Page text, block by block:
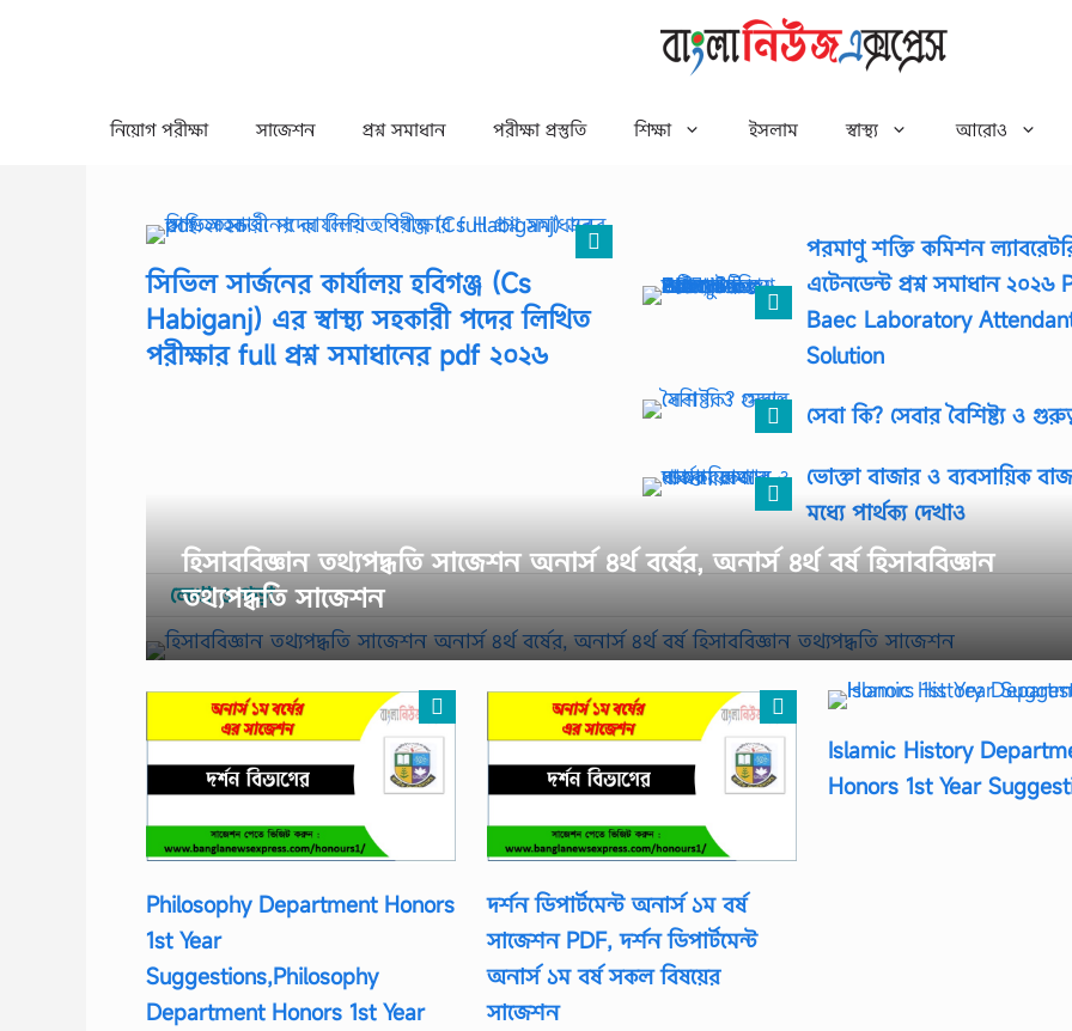
নিয়োগ পরীক্ষা সাজেশন প্রশ্ন সমাধান পরীক্ষা প্রস্তুতি শিক্ষা ইসলাম স্বাস্থ্য আরোও
সিভিল সার্জনের কার্যালয় হবিগঞ্জ (Cs
Habiganj) এর স্বাস্থ্য সহকারী পদের লিখিত
পরীক্ষার full প্রশ্ন সমাধানের pdf ২০২৬
পরমাণু শক্তি কমিশন
এটেনডেন্ট প্রশ্ন সমাধান ২০২৬
Baec Laboratory
Solution
সেবা কি? সেবার বৈশিষ্ট্য ও
ভোক্তা বাজার ও ব্যবসায়িক
মধ্যে পার্থক্য দেখাও
লেখা ও পড়া
হিসাববিজ্ঞান তথ্যপদ্ধতি সাজেশন অনার্স ৪র্থ বর্ষের, অনার্স ৪র্থ বর্ষ হিসাববিজ্ঞান
তথ্যপদ্ধতি সাজেশন
Philosophy Department Honors
1st Year
Suggestions,Philosophy
Department Honors 1st Year
দর্শন ডিপার্টমেন্ট অনার্স ১ম বর্ষ
সাজেশন PDF, দর্শন ডিপার্টমেন্ট
অনার্স ১ম বর্ষ সকল বিষয়ের
সাজেশন
Islamic History
Honors 1st Year